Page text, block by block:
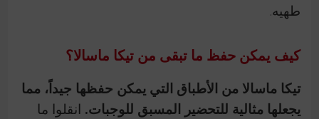
طهيه.
كيف يمكن حفظ ما تبقى من تيكا ماسالا؟
تيكا ماسالا من الأطباق التي يمكن حفظها جيداً، مما
يجعلها مثالية للتحضير المسبق للوجبات. انقلوا ما